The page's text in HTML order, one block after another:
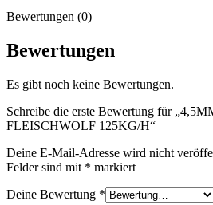
Bewertungen (0)
Bewertungen
Es gibt noch keine Bewertungen.
Schreibe die erste Bewertung für
FLEISCHWOLF 125KG/H“
Deine E-Mail-Adresse wird nicht
Felder sind mit * markiert
Deine Bewertung *